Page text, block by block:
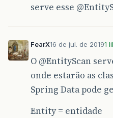
serve esse
FearX16 de jul. de 20191
O @EntityScan
onde estarão as
Spring Data pode
Entity = entidade